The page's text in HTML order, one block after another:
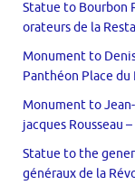
Statue to Bourbon
orateurs de la
Monument to
Panthéon Place du
Monument to
jacques Rousseau
Statue to the
généraux de la